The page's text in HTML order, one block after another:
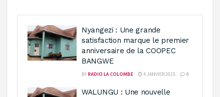
Nyangezi : Une grande
satisfaction marque le premier
anniversaire de la COOPEC
BANGWE
BYRADIO LA COLOMBE 4 JANVIER 2025 0
WALUNGU : Une nouvelle